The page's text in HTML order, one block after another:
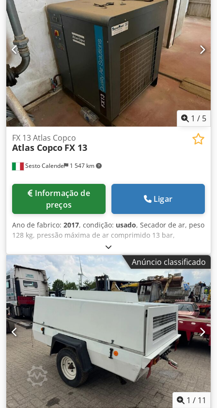
1 / 5
Sesto Calende 1 547 km
FX 13 Atlas Copco
Atlas Copco FX 13
preços
Ligar
Ano de fabrico: 2017, condição: usado, Secador de ar, peso
128 kg, pressão máxima de ar comprimido 13 bar,
temperatura ambiente máxima 46 °C. Crodpfsw Da Enex
Acnjf
Anúncio classificado
1 / 11